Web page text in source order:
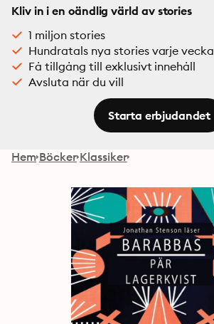
Kliv in i en oändlig värld av stories
1 miljon stories
Hundratals nya stories varje vecka
Få tillgång till exklusivt innehåll
Avsluta när du vill
Starta erbjudandet
Hem Böcker Klassiker